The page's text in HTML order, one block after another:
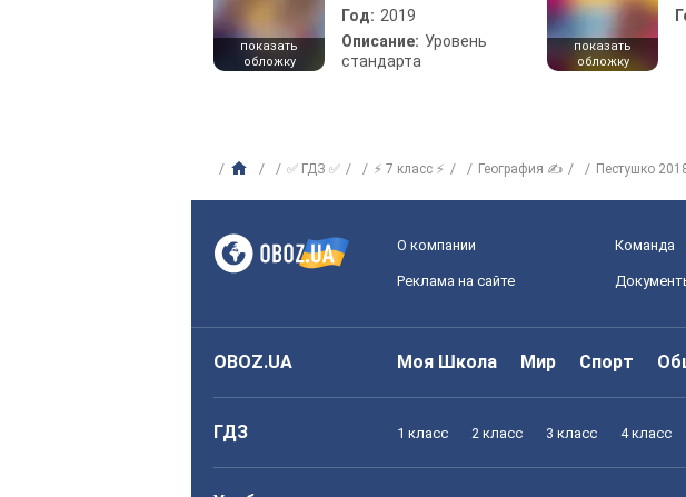
показать
обложку
Год: 2019
Описание: Уровень
стандарта
показать
обложку
✅ ГДЗ ✅ ⚡ 7 класс ⚡ География ✍ Пестушко
О компании Команда
Реклама на сайте
OBOZ.UA Моя Школа Мир Спорт
ГДЗ 1 класс 2 класс 3 класс 4 класс